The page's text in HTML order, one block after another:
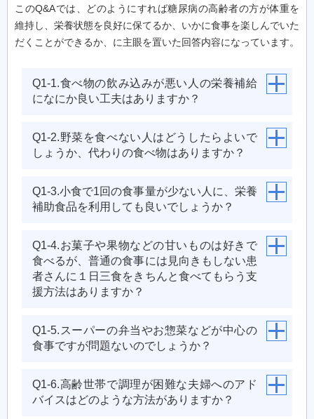
このQ&Aでは、どのようにすれば糖尿病の高齢者の方が体重を
維持し、栄養状態を良好に保てるか、いかに食事を楽しんでいた
だくことができるか、に主眼を置いた回答内容になっています。
Q1-1.食べ物の飲み込みが悪い人の栄養補給
になにか良い工夫はありますか？
Q1-2.野菜を食べない人はどうしたらよいで
しょうか、代わりの食べ物はありますか？
Q1-3.小食で1回の食事量が少ない人に、栄養
補助食品を利用しても良いでしょうか？
Q1-4.お菓子や果物などの甘いものは好きで
食べるが、普通の食事には見向きもしない患
者さんに１日三食をきちんと食べてもらう支
援方法はありますか？
Q1-5.スーパーの弁当やお惣菜などが中心の
食事ですが問題ないのでしょうか？
Q1-6.高齢世帯で調理が困難な夫婦へのアド
バイスはどのような方法がありますか？